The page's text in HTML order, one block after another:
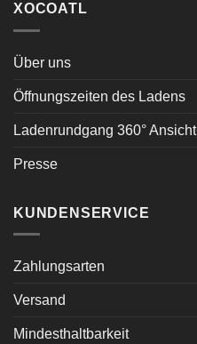
XOCOATL
Über uns
Öffnungszeiten des Ladens
Ladenrundgang 360° Ansicht
Presse
KUNDENSERVICE
Zahlungsarten
Versand
Mindesthaltbarkeit